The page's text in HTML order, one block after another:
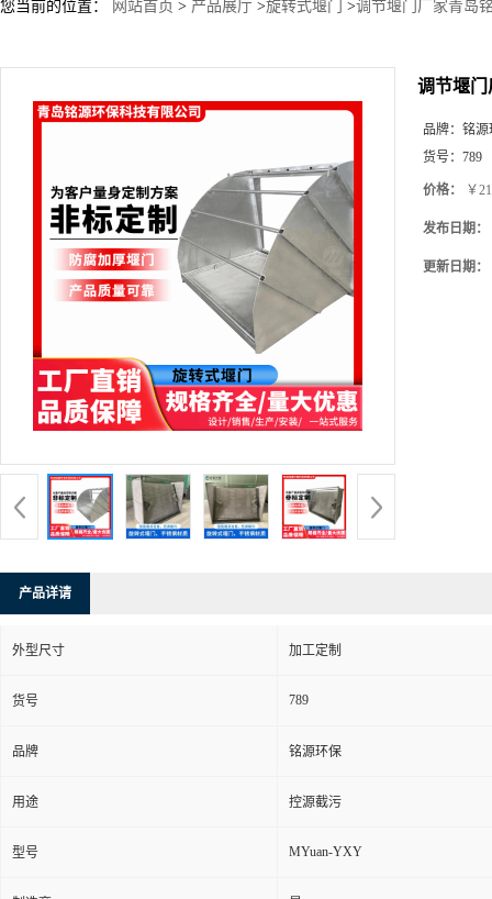
您当前的位置： 网站首页 > 产品展厅 >旋转式堰门 >调节堰门厂家青岛
调节堰门
品牌： 铭源
货号： 789
价格： ￥
发布日期：
更新日期：
产品详请
外型尺寸 加工定制
货号 789
品牌 铭源环保
用途 控源截污
型号 MYuan-YXY